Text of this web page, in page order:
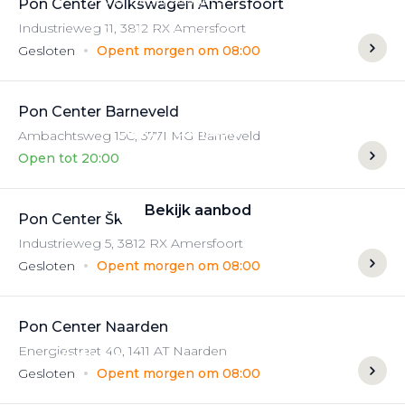
Alle elektrische auto's
Elektrisch rijden
Bekijk ons aanbod
Bekijk aanbod
Elektrisch rijden
Verhuur
Pon Center Volkswagen Amersfoort
Industrieweg 11, 3812 RX Amersfoort
Gesloten
Opent morgen om 08:00
Pon Center Barneveld
Ambachtsweg 15C, 3771 MG Barneveld
Open tot 20:00
Pon Center Škoda Amersfoort
Industrieweg 5, 3812 RX Amersfoort
Gesloten
Opent morgen om 08:00
Pon Center Naarden
Energiestraat 40,1411 AT Naarden
Gesloten
Opent morgen om 08:00